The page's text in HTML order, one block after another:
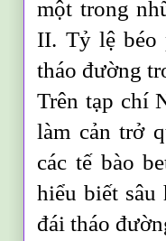
một trong
II. Tỷ lệ béo
tháo đường
Trên tạp chí
làm cản trở
các tế bào
hiểu biết sâu
đái tháo